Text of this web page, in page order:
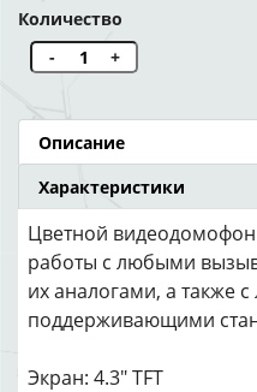
Количество
-
+
Описание
Характеристики
Цветной видеодомофон
работы с любыми
их аналогами, а также
поддерживающими
Экран: 4.3" TFT